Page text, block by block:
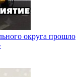
округа прошло